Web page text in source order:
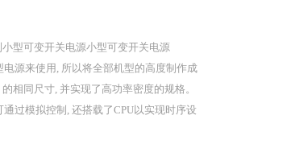
小型可变开关电源小型可变开关电源
电源来使用, 所以将全部机型的高度制作成
相同尺寸, 并实现了高功率密度的规格。
通过模拟控制, 还搭载了CPU以实现时序设